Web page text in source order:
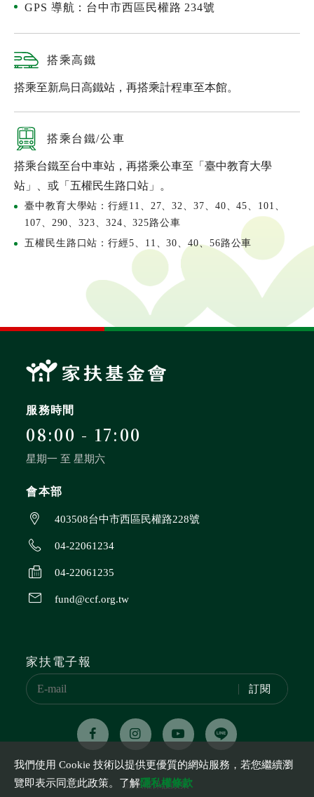
GPS 導航：台中市西區民權路 234號
搭乘高鐵
搭乘至新烏日高鐵站，再搭乘計程車至本館。
搭乘台鐵/公車
搭乘台鐵至台中車站，再搭乘公車至「臺中教育大學
站」、或「五權民生路口站」。
臺中教育大學站：行經11、27、32、37、40、45、101、
107、290、323、324、325路公車
五權民生路口站：行經5、11、30、40、56路公車
服務時間
08:00 - 17:00
星期一 至 星期六
會本部
403508台中市西區民權路228號
04-22061234
04-22061235
fund@ccf.org.tw
家扶電子報
訂閱
隱私權保護政策
我們使用 Cookie 技術以提供更優質的網站服務，若您繼續瀏
覽即表示同意此政策。了解隱私權條款